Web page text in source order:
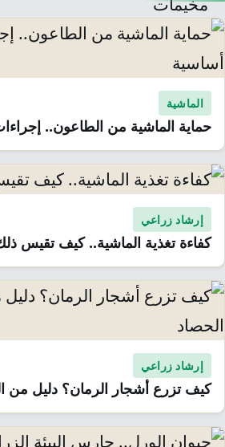
الماشية
حماية الماشية من الطاعون..
إرشاد زراعي
كفاءة تغذية الماشية.. كيف تقيس
إرشاد زراعي
كيف تزرع أشجار الرمان؟ دليل من